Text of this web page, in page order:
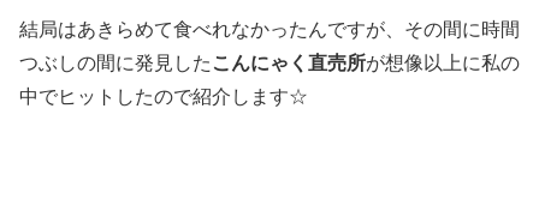
結局はあきらめて食べれなかったんですが、その間に時間
つぶしの間に発見した こんにゃく直売所が想像以上に私の
中でヒットしたので紹介します☆